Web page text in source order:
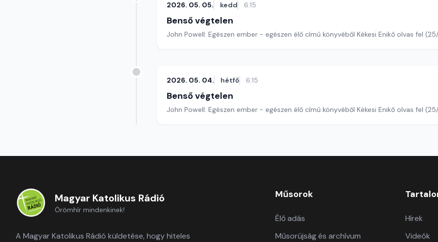
2026. 05. 05. kedd 6:15
Benső végtelen
John Powell: Egészen ember - egészen élő című könyvéből Kékesi Enikő olvas fel
2026. 05. 04. hétfő 6:15
Benső végtelen
John Powell: Egészen ember - egészen élő című könyvéből Kékesi Enikő olvas fel (25/
Magyar Katolikus Rádió
Örömhír mindenkinek!
A Magyar Katolikus Rádió küldetése, hogy hiteles
Műsorok
Élő adás
Műsorújság és archívum
Hírek
Videók